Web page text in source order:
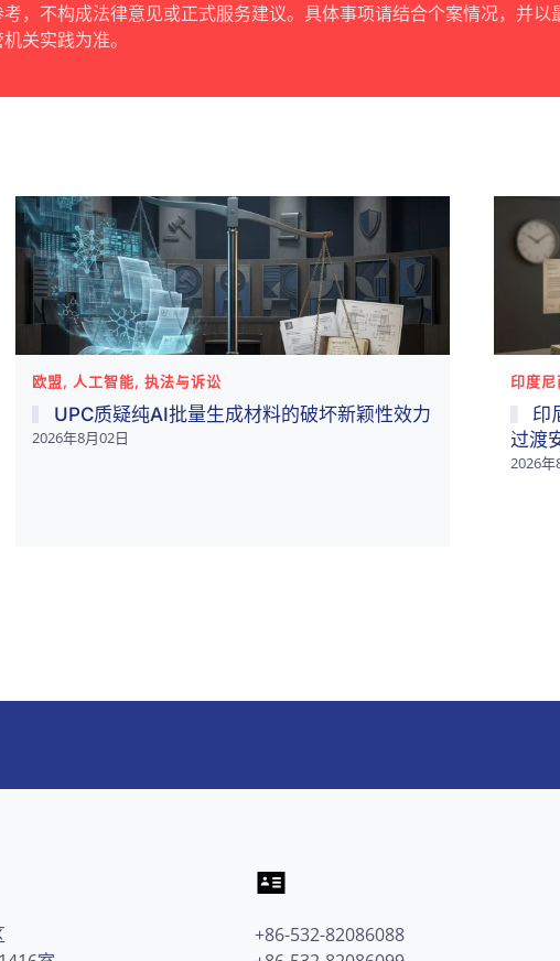
，不构成法律意见或正式服务建议。具体事项请结合个案情况，并以
关实践为准。
欧盟, 人工智能, 执法与诉讼
UPC质疑纯AI批量生成材料的破坏新颖性效力
2026年8月02日
印度
印
过渡
2026年
+86-532-82086088